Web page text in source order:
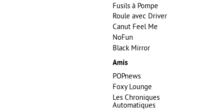
Fusils à Pompe
Roule avec Driver
Canut Feel Me
NoFun
Black Mirror
Amis
POPnews
Foxy Lounge
Les Chroniques
Automatiques